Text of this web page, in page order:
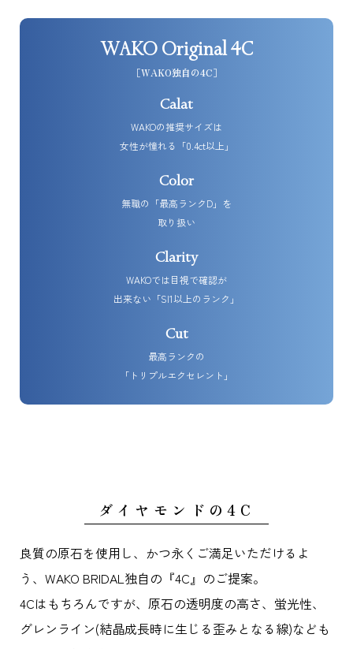
WAKO Original 4C
［WAKO独自の4C］
Calat
WAKOの推奨サイズは
女性が憧れる「0.4ct以上」
Color
無職の「最高ランクD」を
取り扱い
Clarity
WAKOでは目視で確認が
出来ない「SI1以上のランク」
Cut
最高ランクの
「トリプルエクセレント」
ダイヤモンドの4C
良質の原石を使用し、かつ永くご満足いただけるよ
う、WAKO BRIDAL独自の『4C』のご提案。
4Cはもちろんですが、原石の透明度の高さ、蛍光性、
グレンライン(結晶成長時に生じる歪みとなる線)なども